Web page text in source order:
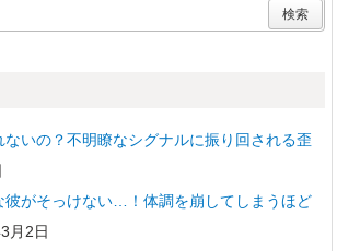
いの？不明瞭なシグナルに振り回される歪
彼がそっけない…！体調を崩してしまうほど
月2日